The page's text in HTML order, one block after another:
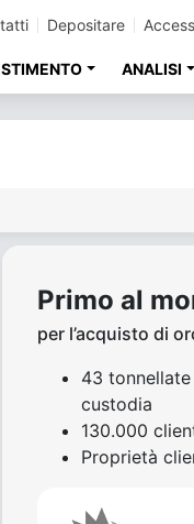
Depositare
ANALISI
Primo al
per l’acquisto di
43
custodia
130.000
Proprietà